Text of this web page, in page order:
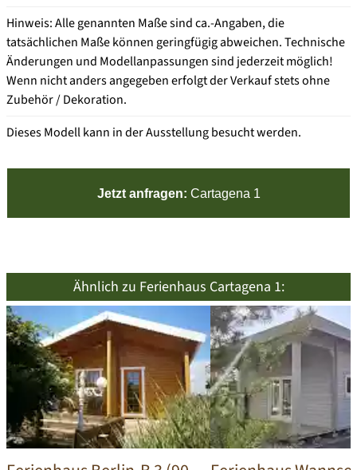
Hinweis: Alle genannten Maße sind ca.-Angaben, die
tatsächlichen Maße können geringfügig abweichen. Technische
Änderungen und Modellanpassungen sind jederzeit möglich!
Wenn nicht anders angegeben erfolgt der Verkauf stets ohne
Zubehör / Dekoration.
Dieses Modell kann in der Ausstellung besucht werden.
Jetzt anfragen: Cartagena 1
Ähnlich zu Ferienhaus Cartagena 1: